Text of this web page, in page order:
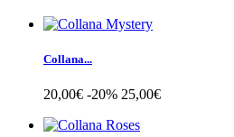
Collana...
20,00€ -20% 25,00€